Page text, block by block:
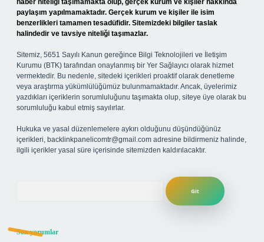
haber niteliği taşımamakta olup, gerçek kurum ve kişiler hakkında
paylaşım yapılmamaktadır. Gerçek kurum ve kişiler ile isim
benzerlikleri tamamen tesadüfidir. Sitemizdeki bilgiler taslak
halindedir ve tavsiye niteliği taşımazlar.
Sitemiz, 5651 Sayılı Kanun gereğince Bilgi Teknolojileri ve İletişim
Kurumu (BTK) tarafından onaylanmış bir Yer Sağlayıcı olarak hizmet
vermektedir. Bu nedenle, sitedeki içerikleri proaktif olarak denetleme
veya araştırma yükümlülüğümüz bulunmamaktadır. Ancak, üyelerimiz
yazdıkları içeriklerin sorumluluğunu taşımakta olup, siteye üye olarak bu
sorumluluğu kabul etmiş sayılırlar.
Hukuka ve yasal düzenlemelere aykırı olduğunu düşündüğünüz
içerikleri, backlinkpanelicomtr@gmail.com adresine bildirmeniz halinde,
ilgili içerikler yasal süre içerisinde sitemizden kaldırılacaktır.
Son yorumlar